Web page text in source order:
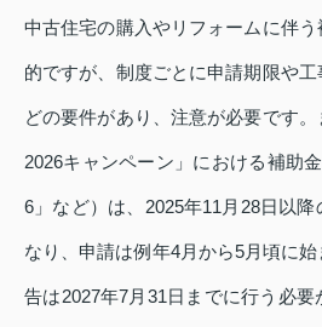
中古住宅の購入やリフォームに伴
的ですが、制度ごとに申請期限や
どの要件があり、注意が必要です
2026キャンペーン」における補助
6」など）は、2025年11月28日以
なり、申請は例年4月から5月頃に
告は2027年7月31日までに行う必